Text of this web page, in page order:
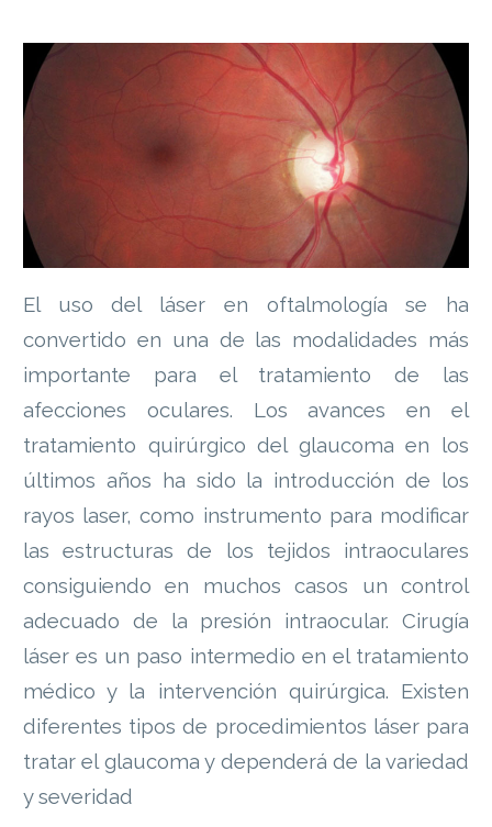
El uso del láser en oftalmología se ha
convertido en una de las modalidades más
importante para el tratamiento de las
afecciones oculares. Los avances en el
tratamiento quirúrgico del glaucoma en los
últimos años ha sido la introducción de los
rayos laser, como instrumento para modificar
las estructuras de los tejidos intraoculares
consiguiendo en muchos casos un control
adecuado de la presión intraocular. Cirugía
láser es un paso intermedio en el tratamiento
médico y la intervención quirúrgica. Existen
diferentes tipos de procedimientos láser para
tratar el glaucoma y dependerá de la variedad
y severidad